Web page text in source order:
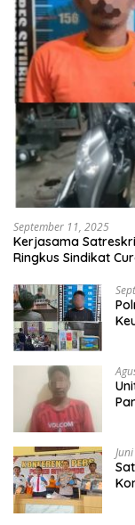
September 11, 2025
Kerjasama
Ringkus Sindikat